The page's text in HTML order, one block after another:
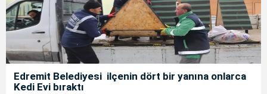
Edremit Belediyesi ilçenin dört bir yanına onlarca
Kedi Evi bıraktı